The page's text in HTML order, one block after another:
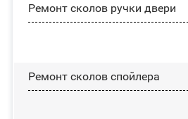
Ремонт сколов ручки двери
Ремонт сколов спойлера